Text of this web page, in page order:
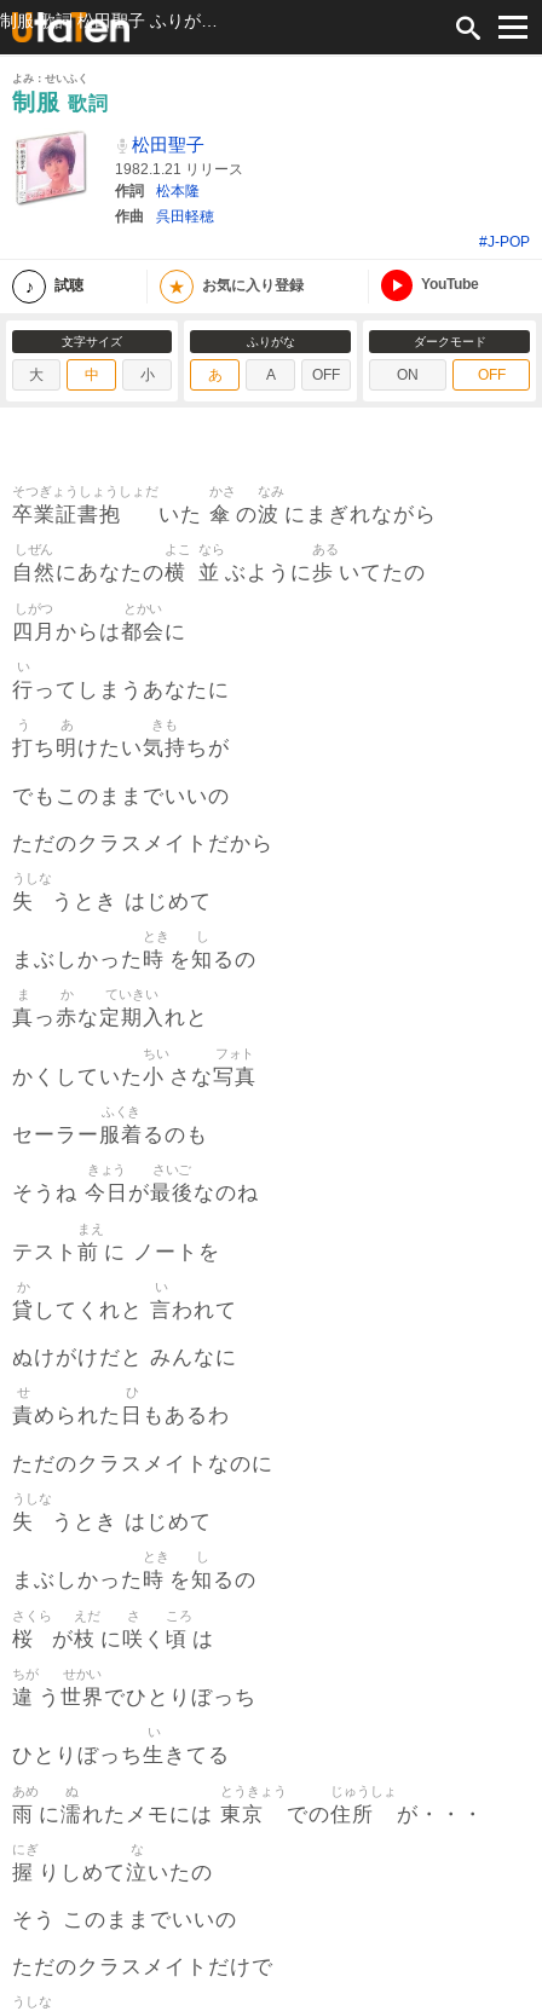
よみ：せいふく
制服 歌詞
松田聖子
1982.1.21 リリース
作詞
松本隆
作曲
呉田軽穂
#J-POP
試聴 ★ お気に入り登録 YouTube
文字サイズ
大 中 小
ふりがな
あ A OFF
ダークモード
ON OFF
卒業証書抱
そつぎょうしょうしょだ
いた 傘
かさ
の波
なみ
にまぎれながら
自然
しぜん
にあなたの横
よこ
並
なら
ぶように歩
ある
いてたの
四月
しがつ
からは都会
とかい
に
行
い
ってしまうあなたに
打
う
ち 明
あ
けたい気持
きも
ちが
でもこのままでいいの
ただのクラスメイトだから
失
うしな
うとき はじめて
まぶしかった 時
とき
を知
し
るの
真
ま
っ赤
か
な定期入
ていきい
れと
かくしていた小
ちい
さな写真
フォト
セーラー服着
ふくき
るのも
そうね 今日
きょう
が最後
さいご
なのね
テスト 前
まえ
に ノートを
貸
か
してくれと 言
い
われて
ぬけがけだと みんなに
責
せ
められた 日
ひ
もあるわ
ただのクラスメイトなのに
失
うしな
うとき はじめて
まぶしかった 時
とき
を知
し
るの
桜
さくら
が枝
えだ
に咲
さ
く 頃
ころ
は
違
ちが
う 世界
せかい
でひとりぼっち
ひとりぼっち生
い
きてる
雨
あめ
に濡
ぬ
れたメモには 東京
とうきょう
での住所
じゅうしょ
が・・・
握
にぎ
りしめて泣
な
いたの
そう このままでいいの
ただのクラスメイトだけで
うしな